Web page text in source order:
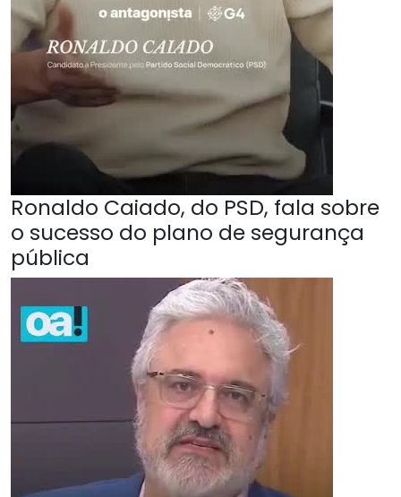
Ronaldo Caiado, do PSD, fala sobre
o sucesso do plano de segurança
pública